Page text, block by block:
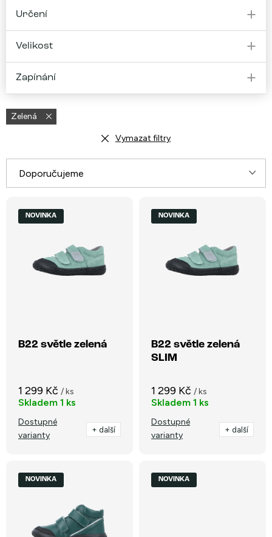
Určení
Velikost
Zapínání
Zelená
Vymazat filtry
a
Doporučujeme
Nejprodávanější
NOVINKA
B22 světle zelená
1 299 Kč / ks
Skladem 1 ks
Dostupné
varianty
+ další
NOVINKA
B22 světle zelená
SLIM
1 299 Kč / ks
Skladem 1 ks
Dostupné
varianty
+ další
NOVINKA NOVINKA